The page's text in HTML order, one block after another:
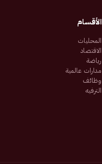
الأقسام
المحليات
الاقتصاد
رياضة
مدارات عالمية
وظائف
الترفيه